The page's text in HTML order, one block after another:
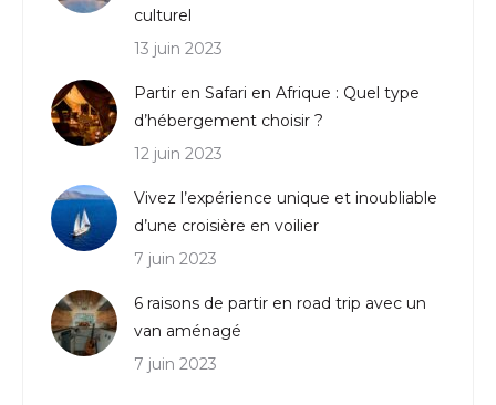
culturel
13 juin 2023
Partir en Safari en Afrique : Quel type
d’hébergement choisir ?
12 juin 2023
Vivez l’expérience unique et inoubliable
d’une croisière en voilier
7 juin 2023
6 raisons de partir en road trip avec un
van aménagé
7 juin 2023